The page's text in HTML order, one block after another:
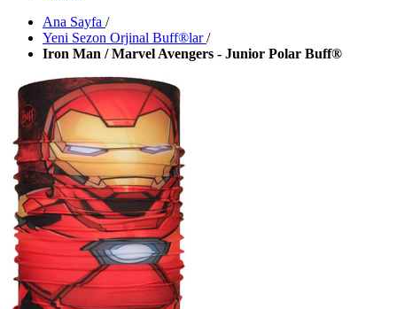
Ana Sayfa /
Yeni Sezon Orjinal Buff®lar /
Iron Man / Marvel Avengers - Junior Polar Buff®